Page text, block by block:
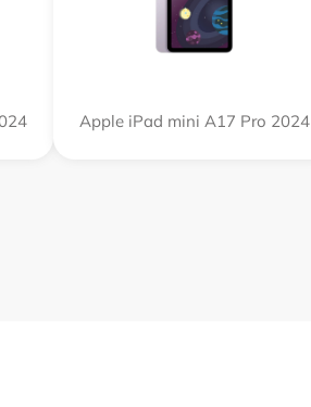
Apple iPad mini A17 Pro 2024